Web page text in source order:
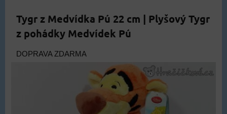
Tygr z Medvídka Pú 22 cm | Plyšový Tygr
z pohádky Medvídek Pú
DOPRAVA ZDARMA